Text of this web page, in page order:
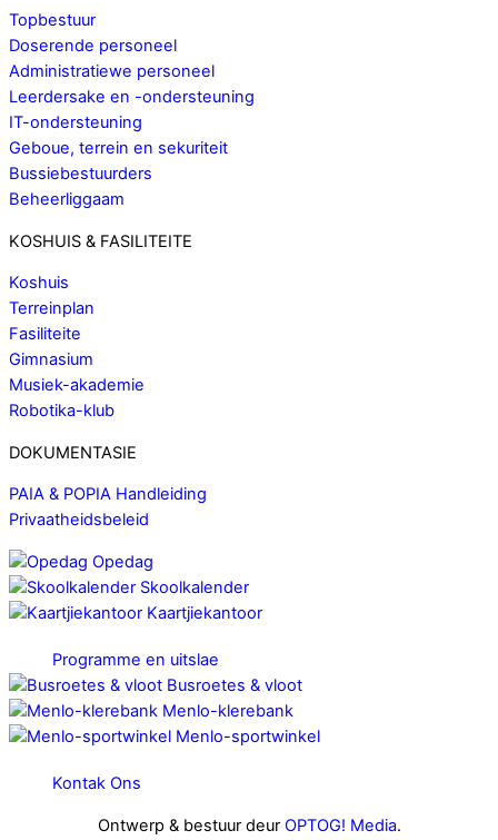
Topbestuur
Doserende personeel
Administratiewe personeel
Leerdersake en -ondersteuning
IT-ondersteuning
Geboue, terrein en sekuriteit
Bussiebestuurders
Beheerliggaam
KOSHUIS & FASILITEITE
Koshuis
Terreinplan
Fasiliteite
Gimnasium
Musiek-akademie
Robotika-klub
DOKUMENTASIE
PAIA & POPIA Handleiding
Privaatheidsbeleid
Opedag
Skoolkalender
Kaartjiekantoor
Programme en uitslae
Busroetes & vloot
Menlo-klerebank
Menlo-sportwinkel
Kontak Ons
Ontwerp & bestuur deur OPTOG! Media.